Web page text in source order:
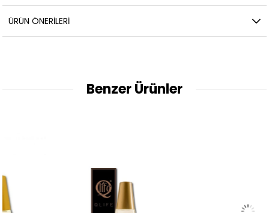
ÜRÜN ÖNERILERI
Benzer Ürünler